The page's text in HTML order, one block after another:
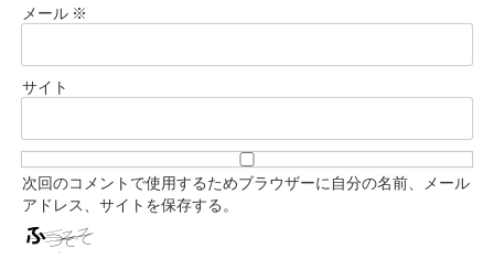
メール ※
サイト
次回のコメントで使用するためブラウザーに自分の名前、メール
アドレス、サイトを保存する。